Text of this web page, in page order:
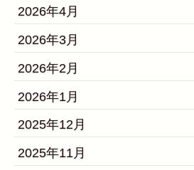
2026年4月
2026年3月
2026年2月
2026年1月
2025年12月
2025年11月